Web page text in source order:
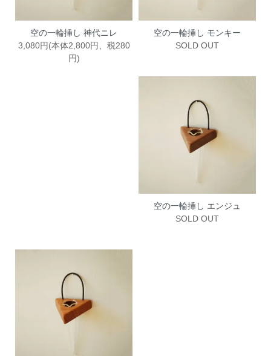
空の一輪挿し 神代ニレ
3,080円(本体2,800円、税280
円)
空の一輪挿し モンキー
SOLD OUT
空の一輪挿し エンジュ
SOLD OUT